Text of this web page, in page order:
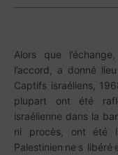
Alors que
l’accord, a donné
Captifs israéliens,
plupart ont été
israélienne dans la
ni procès, ont été
Palestinien.ne.s libéré.